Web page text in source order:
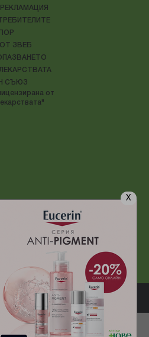
X
КУПИ
ЗВЕБ
СЪЮЗ
от
Всички права запазени